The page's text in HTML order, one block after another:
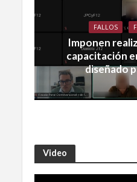
FALLOS
Imponen
capacitación
diseñado
Video